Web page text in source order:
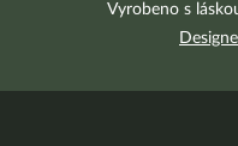
Vyrobeno s